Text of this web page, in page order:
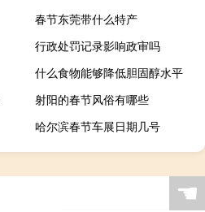
春节东莞带什么特产
行政处罚记录影响政审吗
什么食物能够降低胆固醇水平
射阳的春节风俗有哪些
哈尔滨春节车展日期几号
☚